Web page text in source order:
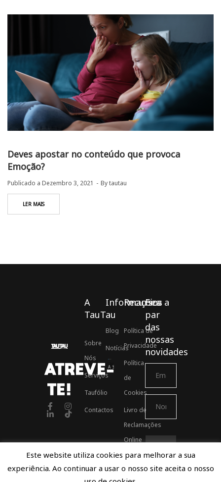
Deves apostar no conteúdo que provoca
Emoção?
Publicado a Dezembro 3, 2021 Bytautau
LER MAIS
ATREVE-
TE!
A
TauTau
Sobre
Nós
Serviços
Taufólio
Contactos
Informações
Blog
Notícias
Associados ASSOFT
Recursos
Política de
Privacidade
Política
de
Cookies
Livro de
Reclamações
Online
Fica a
par
das
nossas
novidades
Proudly developed by TauTau Agency © 2021
Este website utiliza cookies para melhorar a sua
experiência. Ao continuar a usar o nosso site aceita o nosso